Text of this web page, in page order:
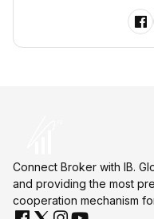
Connect Broker with IB.
and providing the most
cooperation mechanism